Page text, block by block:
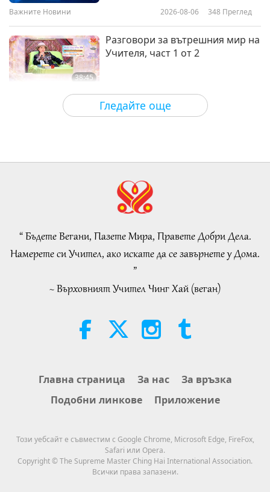
Гледайте още
Важните Новини 2026-08-06 348 Преглед
38:45
Разговори за вътрешния мир на
Учителя, част 1 от 2
Между Учителя и учениците 2026-08-06
25:38
3:46
“Fast Charge” Is Wonderful Way
Whenever Material World Begins
to Feel Too Imposing
Важните Новини 2026-08-05 Преглед
38:07
Важните Новини
Islamic Ethics on Water:
Selections from the Hadith, Part 1
of 2
Beyond Calcium: The Everyday
Habits That Shape Your Bones
“ Бъдете Вегани, Пазете Мира, Правете Добри Дела.
Намерете си Учител, ако искате да се завърнете у Дома.
”
~ Върховният Учител Чинг Хай (веган)
Главна страница За нас
За връзка
Подобни линкове
Приложение
Този уебсайт е съвместим с Google Chrome, Microsoft Edge, FireFox,
Safari или Opera.
Copyright © The Supreme Master Ching Hai International Association.
Всички права запазени.